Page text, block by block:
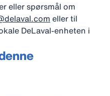
eller spørsmål om
eller til
DeLaval-enheten i